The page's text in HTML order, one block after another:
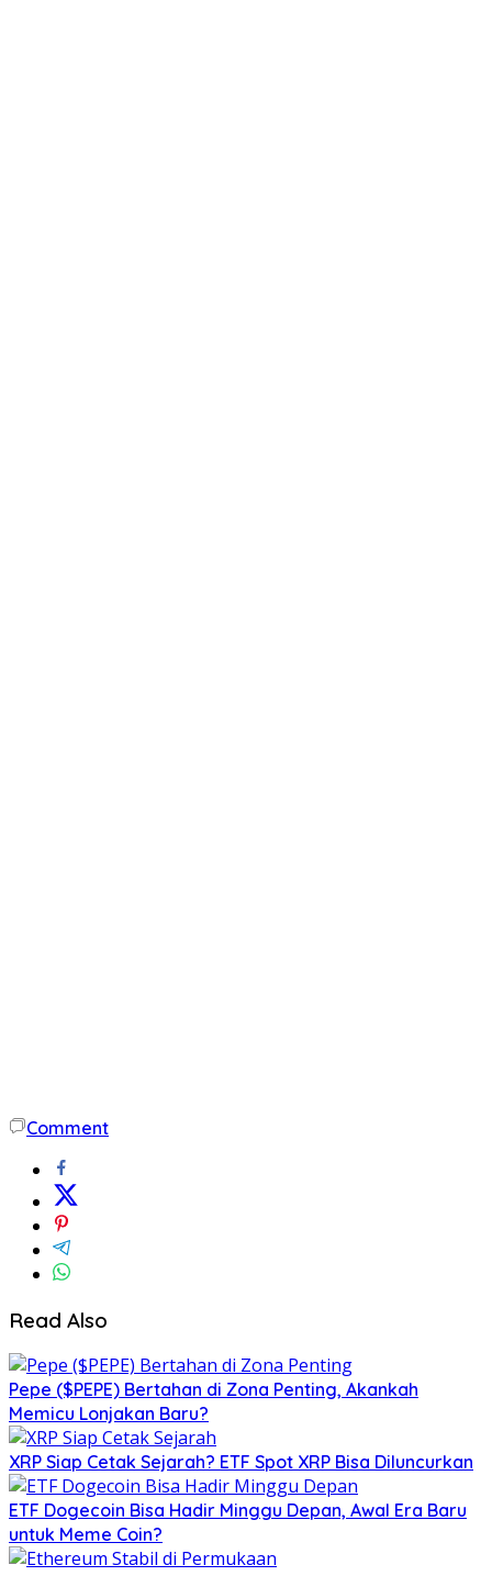
Comment
Read Also
Pepe ($PEPE) Bertahan di Zona Penting, Akankah
Memicu Lonjakan Baru?
XRP Siap Cetak Sejarah? ETF Spot XRP Bisa Diluncurkan
ETF Dogecoin Bisa Hadir Minggu Depan, Awal Era Baru
untuk Meme Coin?